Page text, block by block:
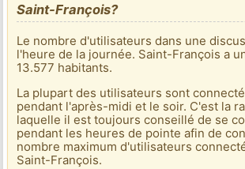
Saint-François?
Le nombre d'utilisateurs dans une
l'heure de la journée. Saint-François a
13.577 habitants.
La plupart des utilisateurs sont
pendant l'après-midi et le soir. C'est la
laquelle il est toujours conseillé de se
pendant les heures de pointe afin de
nombre maximum d'utilisateurs
Saint-François.